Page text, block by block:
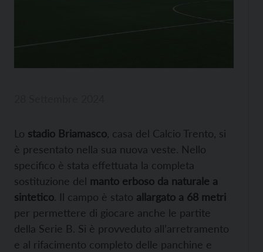
Lo stadio Briamasco, casa del Calcio Trento, si
è presentato nella sua nuova veste. Nello
specifico è stata effettuata la completa
sostituzione del manto erboso da naturale a
sintetico. Il campo è stato allargato a 68 metri
per permettere di giocare anche le partite
della Serie B. Si è provveduto all’arretramento
e al rifacimento completo delle panchine e